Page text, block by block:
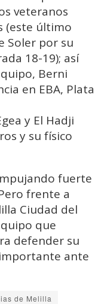
veteranos
(este último
Soler por su
18-19); así
Berni
en EBA, Plata
y El Hadji
y su físico
fuerte
frente a
Ciudad del
que
defender su
ante
de Melilla